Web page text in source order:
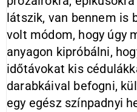
látszik, van bennem is
volt módom, hogy úgy
anyagon kipróbálni,
időtávokat kis
darabkáival befogni,
egy egész színpadnyi